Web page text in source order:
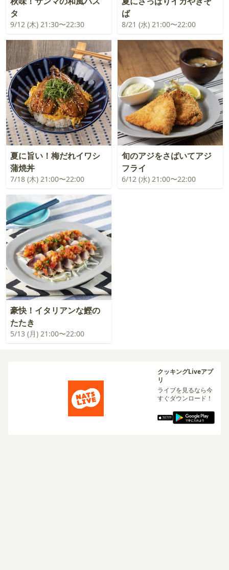
タ
9/12 (木) 21:30〜22:30
ば
8/21 (水) 21:00〜22:00
夏に旨い！梅だれイワシ
蒲焼丼
7/18 (木) 21:00〜22:00
旬のアジをさばいてアジ
フライ
6/12 (水) 21:00〜22:00
豪快！イタリアンな鰹の
たたき
5/13 (月) 21:00〜22:00
クッキングLiveアプ
リ
ライブを見るなら今
すぐダウンロード！